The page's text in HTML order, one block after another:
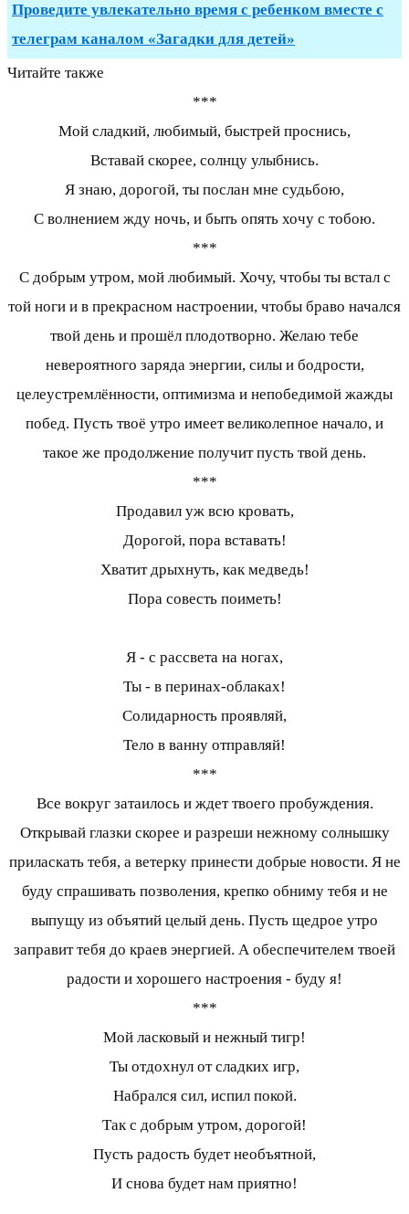
Проведите увлекательно время с ребенком вместе с
телеграм каналом «Загадки для детей»
Читайте также
***
Мой сладкий, любимый, быстрей проснись,
Вставай скорее, солнцу улыбнись.
Я знаю, дорогой, ты послан мне судьбою,
С волнением жду ночь, и быть опять хочу с тобою.
***
С добрым утром, мой любимый. Хочу, чтобы ты встал с
той ноги и в прекрасном настроении, чтобы браво начался
твой день и прошёл плодотворно. Желаю тебе
невероятного заряда энергии, силы и бодрости,
целеустремлённости, оптимизма и непобедимой жажды
побед. Пусть твоё утро имеет великолепное начало, и
такое же продолжение получит пусть твой день.
***
Продавил уж всю кровать,
Дорогой, пора вставать!
Хватит дрыхнуть, как медведь!
Пора совесть поиметь!
Я - с рассвета на ногах,
Ты - в перинах-облаках!
Солидарность проявляй,
Тело в ванну отправляй!
***
Все вокруг затаилось и ждет твоего пробуждения.
Открывай глазки скорее и разреши нежному солнышку
приласкать тебя, а ветерку принести добрые новости. Я не
буду спрашивать позволения, крепко обниму тебя и не
выпущу из объятий целый день. Пусть щедрое утро
заправит тебя до краев энергией. А обеспечителем твоей
радости и хорошего настроения - буду я!
***
Мой ласковый и нежный тигр!
Ты отдохнул от сладких игр,
Набрался сил, испил покой.
Так с добрым утром, дорогой!
Пусть радость будет необъятной,
И снова будет нам приятно!